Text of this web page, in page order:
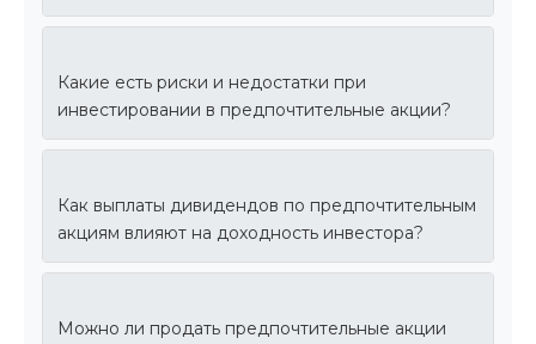
Какие есть риски и недостатки при
инвестировании в предпочтительные акции?
Как выплаты дивидендов по предпочтительным
акциям влияют на доходность инвестора?
Можно ли продать предпочтительные акции